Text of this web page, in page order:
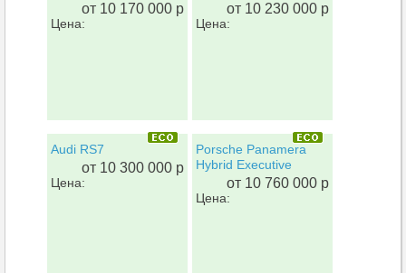
от 10 170 000 р
Цена:
от 10 230 000 р
Цена:
Audi RS7
от 10 300 000 р
Цена:
Porsche Panamera
Hybrid Executive
от 10 760 000 р
Цена: